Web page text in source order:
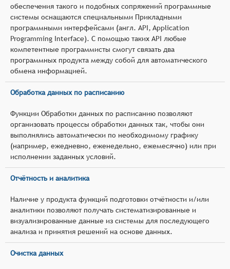
обеспечения такого и подобных сопряжений программные
системы оснащаются специальными Прикладными
программными интерфейсами (англ. API, Application
Programming Interface). С помощью таких API любые
компетентные программисты смогут связать два
программных продукта между собой для автоматического
обмена информацией.
Обработка данных по расписанию
Функции Обработки данных по расписанию позволяют
организовать процессы обработки данных так, чтобы они
выполнялись автоматически по необходимому графику
(например, ежедневно, еженедельно, ежемесячно) или при
исполнении заданных условий.
Отчётность и аналитика
Наличие у продукта функций подготовки отчётности и/или
аналитики позволяют получать систематизированные и
визуализированные данные из системы для последующего
анализа и принятия решений на основе данных.
Очистка данных